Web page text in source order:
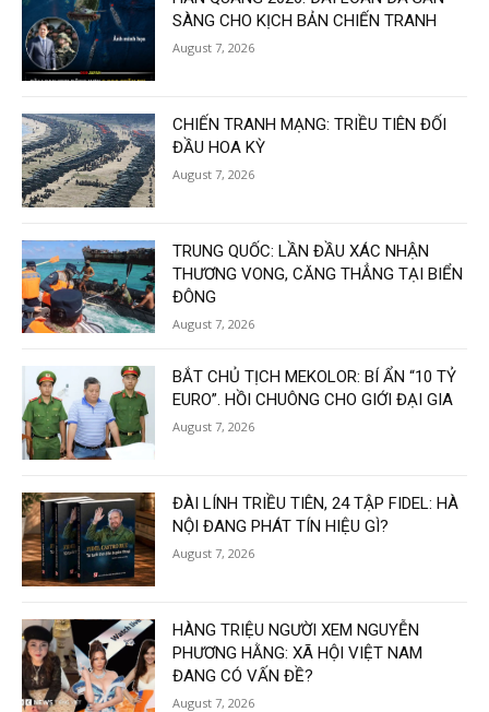
SÀNG CHO KỊCH BẢN CHIẾN TRANH
August 7, 2026
CHIẾN TRANH MẠNG: TRIỀU TIÊN ĐỐI
ĐẦU HOA KỲ
August 7, 2026
TRUNG QUỐC: LẦN ĐẦU XÁC NHẬN
THƯƠNG VONG, CĂNG THẲNG TẠI BIỂN
ĐÔNG
August 7, 2026
BẮT CHỦ TỊCH MEKOLOR: BÍ ẨN “10 TỶ
EURO”. HỒI CHUÔNG CHO GIỚI ĐẠI GIA
August 7, 2026
ĐÀI LÍNH TRIỀU TIÊN, 24 TẬP FIDEL: HÀ
NỘI ĐANG PHÁT TÍN HIỆU GÌ?
August 7, 2026
HÀNG TRIỆU NGƯỜI XEM NGUYỄN
PHƯƠNG HẰNG: XÃ HỘI VIỆT NAM
ĐANG CÓ VẤN ĐỀ?
August 7, 2026